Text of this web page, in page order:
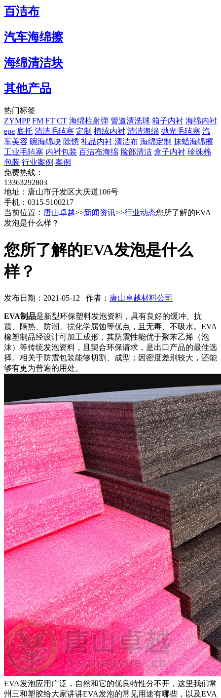
百洁布
汽车海绵擦
海绵清洁块
其他产品
热门标签
ZYMPP FM FT CT 海绵柱射弹 管道清洗球 箱子内衬 海绵内衬
epe 底托 清洁毛毡塞 定制 植绒内衬 清洁海绵 抛光毛毡塞 汽
车美容 碗海绵块 除锈 礼品内衬 清洁布 海绵定制 抹蜡海绵擦
工业毛毡塞 内衬包装 百洁布海绵 脸部清洁 盒子内衬 珍珠棉
包装 行业案例 案例
免费热线：
13363292803
地址：唐山市开发区大庆道106号
手机：0315-5100217
当前位置： 唐山卓越>>新闻资讯>>行业动态您所了解的EVA
发泡是什么样？
您所了解的EVA发泡是什么
样？
发布日期：2021-05-12 作者： 唐山卓越材料公司
EVA制品是新型环保塑料发泡资料，具有良好的缓冲、抗
震、隔热、防潮、抗化学腐蚀等优点，且无毒、不吸水。EVA
橡塑制品经设计可加工成形，其防震性能优于聚苯乙烯（泡
沫）等传统发泡资料，且契合环保请求，是出口产品的最佳选
择。相关于防震包装能够切割、成型；因密度差别较大，还能
够有更为普遍的用处。
EVA发泡应用广泛，自然和它的优良特性分不开，这里我们常
州三和塑胶给大家讲讲EVA发泡的常见用途有哪些，以及EVA